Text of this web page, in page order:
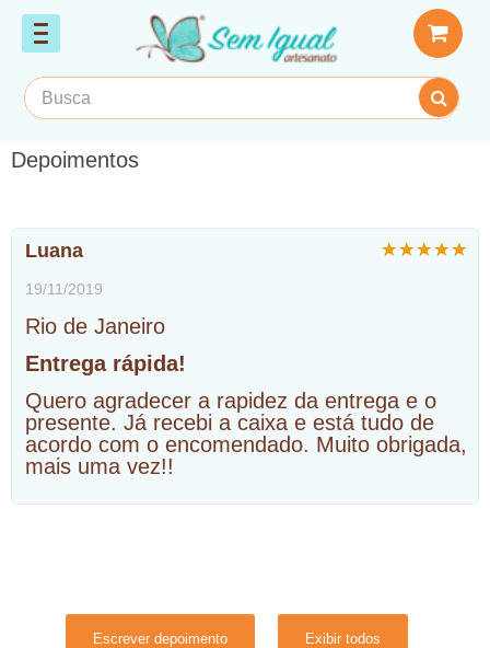
Depoimentos
Luana
19/11/2019
Rio de Janeiro
Entrega rápida!
Quero agradecer a rapidez da entrega e o
presente. Já recebi a caixa e está tudo de
acordo com o encomendado. Muito obrigada,
mais uma vez!!
Escrever depoimento Exibir todos